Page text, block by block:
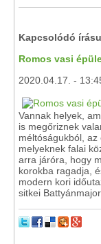
Kapcsolódó
Romos vasi
2020.04.17. -
Vannak helyek,
is megőriznek
méltóságukból, az
melyeknek falai
arra járóra, hogy
korokba ragadja,
modern kori
sitkei